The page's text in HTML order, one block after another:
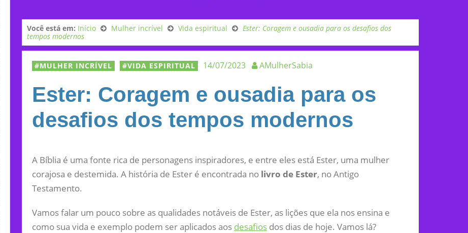
Você está em: Início Mulher incrível Vida espiritual
Ester: Coragem e ousadia para os desafios dos
tempos modernos
MULHER INCRÍVEL VIDA ESPIRITUAL 14/07/2023 AMulherSabia
Ester: Coragem e ousadia para os
desafios dos tempos modernos
A Bíblia é uma fonte rica de personagens inspiradores, e entre eles está Ester, uma mulher
corajosa e destemida. A história de Ester é encontrada no livro de Ester, no Antigo
Testamento.
Vamos falar um pouco sobre as qualidades notáveis de Ester, as lições que ela nos ensina e
como sua vida e exemplo podem ser aplicados aos desafios dos dias de hoje. Vamos lá?